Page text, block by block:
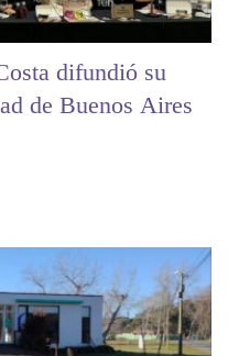
difundió su
de Buenos Aires